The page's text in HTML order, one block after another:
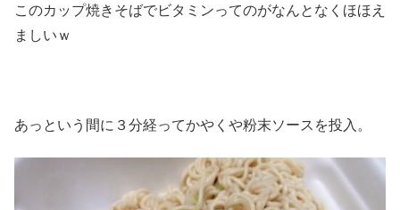
このカップ焼きそばでビタミンってのがなんとなくほほえ
ましいｗ
あっという間に３分経ってかやくや粉末ソースを投入。